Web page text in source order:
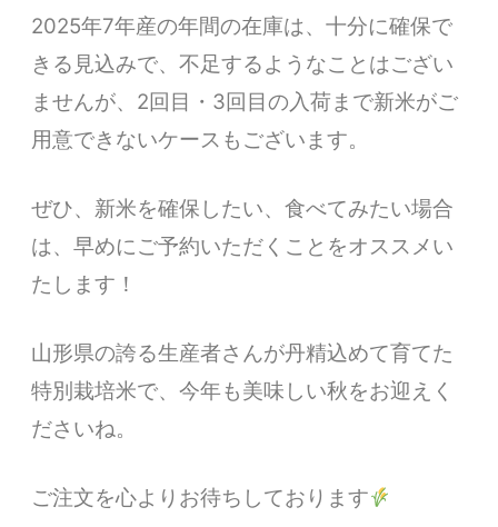
2025年7年産の年間の在庫は、十分に確保で
きる見込みで、不足するようなことはござい
ませんが、2回目・3回目の入荷まで新米がご
用意できないケースもございます。
ぜひ、新米を確保したい、食べてみたい場合
は、早めにご予約いただくことをオススメい
たします！
山形県の誇る生産者さんが丹精込めて育てた
特別栽培米で、今年も美味しい秋をお迎えく
ださいね。
ご注文を心よりお待ちしております